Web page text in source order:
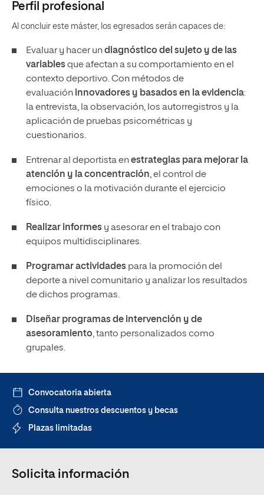
Perfil profesional
Al concluir este máster, los egresados serán capaces de:
Evaluar y hacer undiagnóstico del sujeto y de las
variablesque afectan a su comportamiento en el
contexto deportivo. Con métodos de
evaluación innovadores y basados en la evidencia:
la entrevista, la observación, los autorregistros y la
aplicación de pruebas psicométricas y
cuestionarios.
Entrenar al deportista enestrategias para mejorar la
atención y la concentración, el control de
emociones o la motivación durante el ejercicio
físico.
Realizar informes y asesorar en el trabajo con
equipos multidisciplinares.
Programar actividades para la promoción del
deporte a nivel comunitario y analizar los resultados
de dichos programas.
Diseñar programas de intervención y de
asesoramiento, tanto personalizados como
grupales.
Convocatoria abierta
Consulta nuestros descuentos y becas
Plazas limitadas
Solicita información